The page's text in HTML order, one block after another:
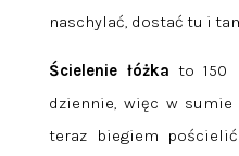
naschylać, dostać tu i
Ścielenie łóżka to 150
dziennie, więc w
teraz biegiem